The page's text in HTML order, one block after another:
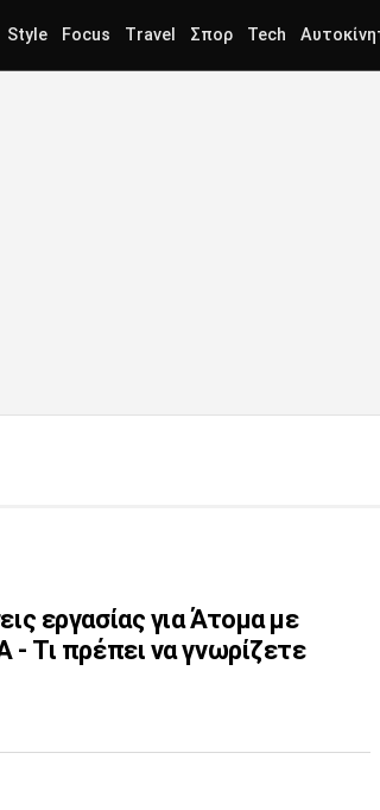
Style Focus Travel Σπορ Tech
εργασίας για Άτομα με
Τι πρέπει να γνωρίζετε